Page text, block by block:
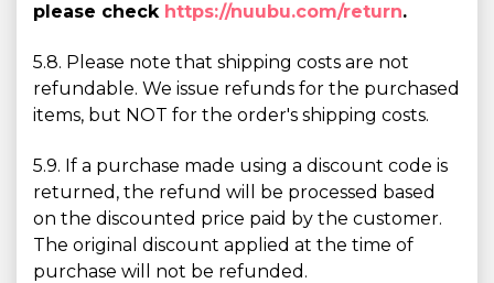
please check https://nuubu.com/return.
5.8. Please note that shipping costs are not
refundable. We issue refunds for the purchased
items, but NOT for the order's shipping costs.
5.9. If a purchase made using a discount code is
returned, the refund will be processed based
on the discounted price paid by the customer.
The original discount applied at the time of
purchase will not be refunded.